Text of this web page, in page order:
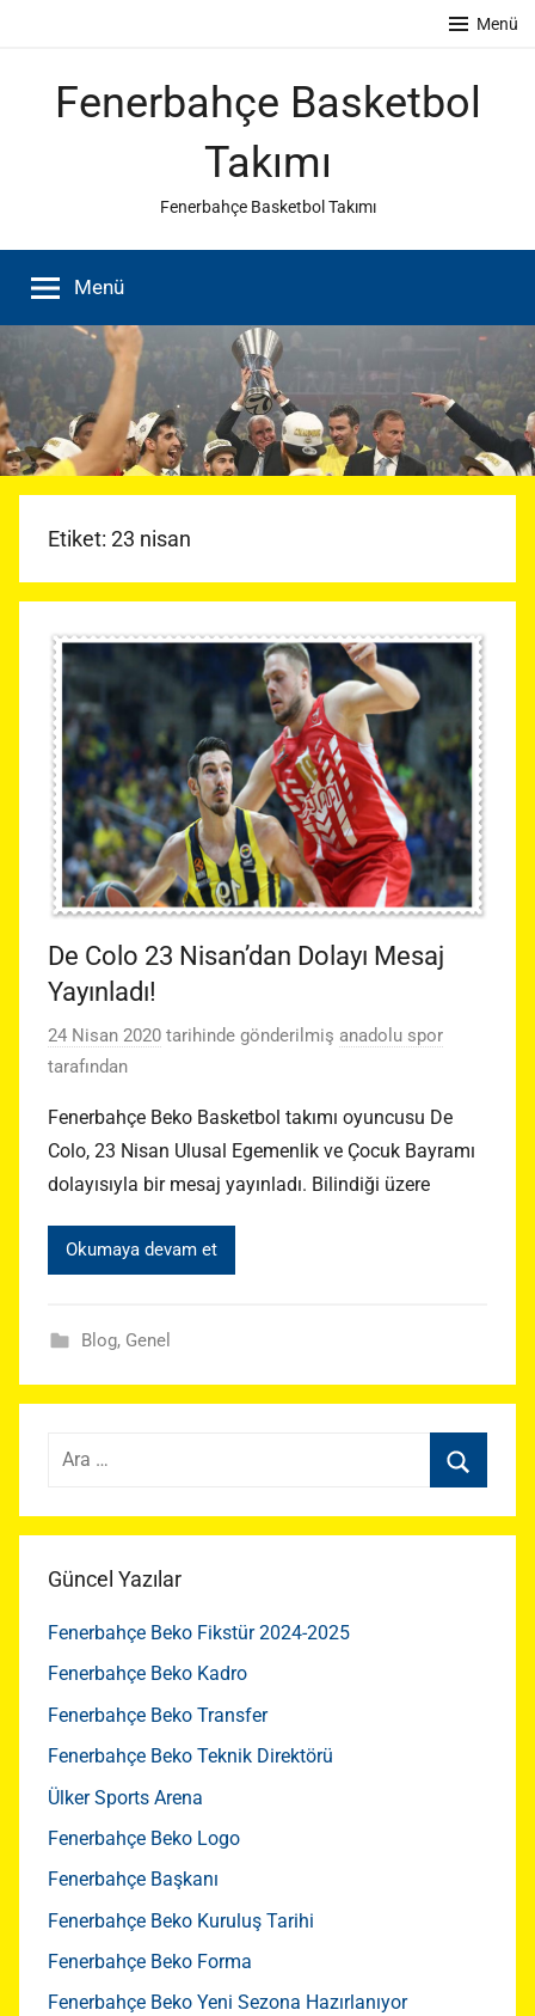
Menü
Fenerbahçe Basketbol
Takımı
Fenerbahçe Basketbol Takımı
Menü
Etiket: 23 nisan
De Colo 23 Nisan’dan Dolayı Mesaj
Yayınladı!
24 Nisan 2020 tarihinde gönderilmiş anadolu spor
tarafından
Fenerbahçe Beko Basketbol takımı oyuncusu De
Colo, 23 Nisan Ulusal Egemenlik ve Çocuk Bayramı
dolayısıyla bir mesaj yayınladı. Bilindiği üzere
Okumaya devam et
Blog, Genel
Arama:
Güncel Yazılar
Fenerbahçe Beko Fikstür 2024-2025
Fenerbahçe Beko Kadro
Fenerbahçe Beko Transfer
Fenerbahçe Beko Teknik Direktörü
Ülker Sports Arena
Fenerbahçe Beko Logo
Fenerbahçe Başkanı
Fenerbahçe Beko Kuruluş Tarihi
Fenerbahçe Beko Forma
Fenerbahçe Beko Yeni Sezona Hazırlanıyor